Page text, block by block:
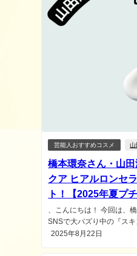
芸能人おすすめコスメ 山
橋本環奈さん・山
クア ヒアルロンセ
ト！【2025年夏プ
、こんにちは！ 今回は、
SNSで大バズり中の『スキ
2025年8月22日